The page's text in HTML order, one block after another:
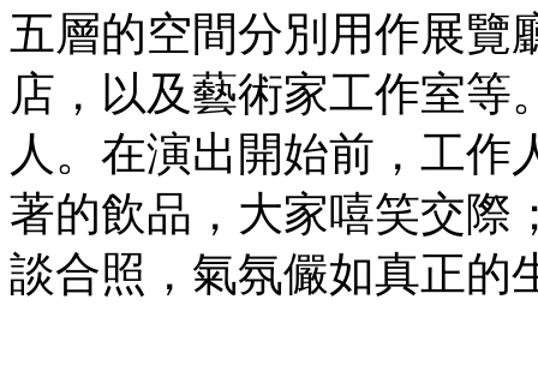
五層的空間分別用作展覽
店，以及藝術家工作室等
人。在演出開始前，工作
著的飲品，大家嘻笑交際
談合照，氣氛儼如真正的